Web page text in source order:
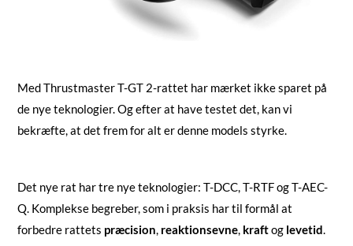
Med Thrustmaster T-GT 2-rattet har mærket ikke sparet på
de nye teknologier. Og efter at have testet det, kan vi
bekræfte, at det frem for alt er denne models styrke.
Det nye rat har tre nye teknologier: T-DCC, T-RTF og T-AEC-
Q. Komplekse begreber, som i praksis har til formål at
forbedre rattets præcision, reaktionsevne, kraftog levetid.